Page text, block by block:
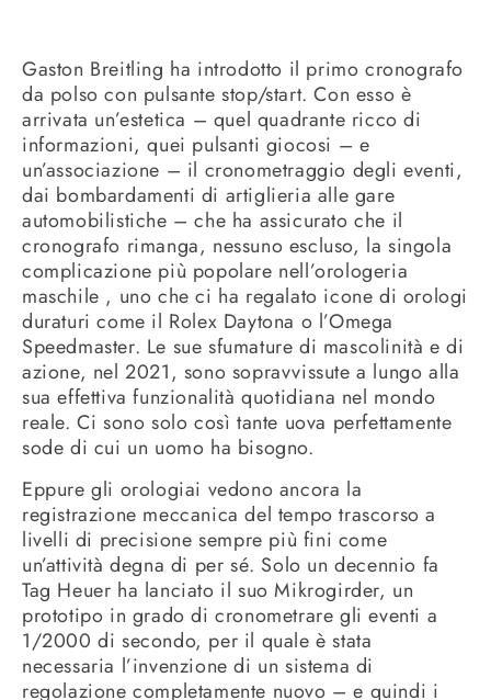
Gaston Breitling ha introdotto il primo cronografo
da polso con pulsante stop/start. Con esso è
arrivata un’estetica – quel quadrante ricco di
informazioni, quei pulsanti giocosi – e
un’associazione – il cronometraggio degli eventi,
dai bombardamenti di artiglieria alle gare
automobilistiche – che ha assicurato che il
cronografo rimanga, nessuno escluso, la singola
complicazione più popolare nell’orologeria
maschile , uno che ci ha regalato icone di orologi
duraturi come il Rolex Daytona o l’Omega
Speedmaster. Le sue sfumature di mascolinità e di
azione, nel 2021, sono sopravvissute a lungo alla
sua effettiva funzionalità quotidiana nel mondo
reale. Ci sono solo così tante uova perfettamente
sode di cui un uomo ha bisogno.
Eppure gli orologiai vedono ancora la
registrazione meccanica del tempo trascorso a
livelli di precisione sempre più fini come
un’attività degna di per sé. Solo un decennio fa
Tag Heuer ha lanciato il suo Mikrogirder, un
prototipo in grado di cronometrare gli eventi a
1/2000 di secondo, per il quale è stata
necessaria l’invenzione di un sistema di
regolazione completamente nuovo – e quindi i